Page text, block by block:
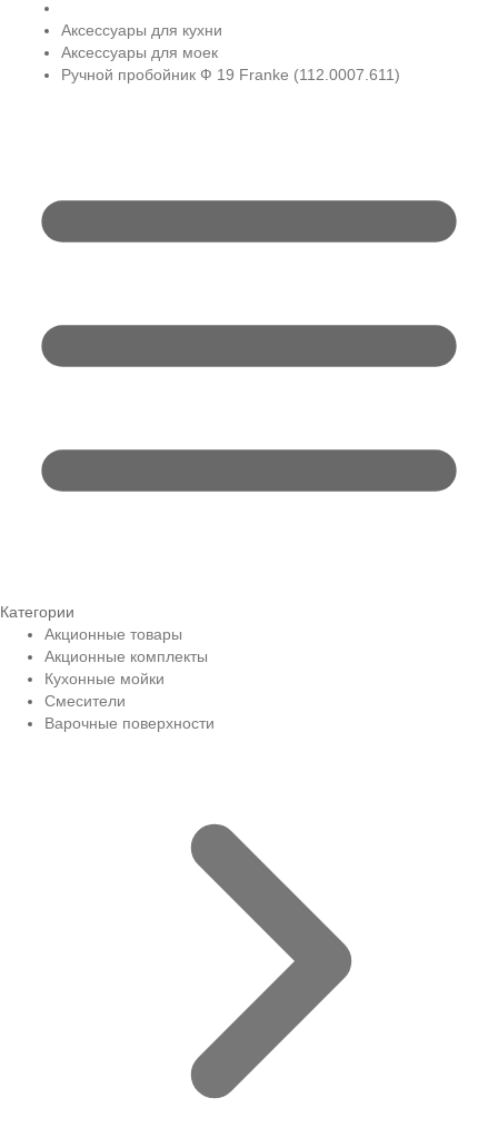
Аксессуары для кухни
Аксессуары для моек
Ручной пробойник Ф 19 Franke (112.0007.611)
Категории
Акционные товары
Акционные комплекты
Кухонные мойки
Смесители
Варочные поверхности